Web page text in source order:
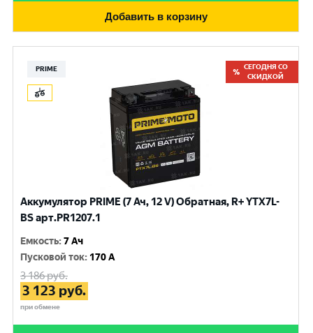
Добавить в корзину
PRIME
СЕГОДНЯ СО
СКИДКОЙ
Аккумулятор PRIME (7 Ач, 12 V) Обратная, R+ YTX7L-
BS арт.PR1207.1
Емкость:7 Ач
Пусковой ток: 170 A
3 186руб.
3 123 руб.
при обмене